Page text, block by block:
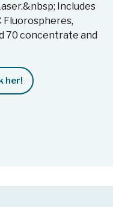
Includes
Fluorospheres,
70 concentrate and
her!